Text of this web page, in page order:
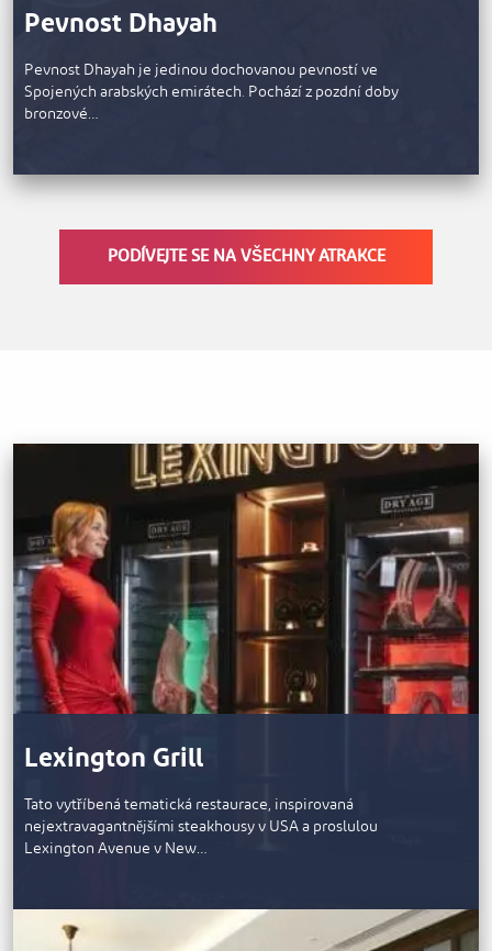
Pevnost Dhayah
Pevnost Dhayah je jedinou dochovanou pevností ve
Spojených arabských emirátech. Pochází z pozdní doby
bronzové…
PODÍVEJTE SE NA VŠECHNY ATRAKCE
Lexington Grill
Tato vytříbená tematická restaurace, inspirovaná
nejextravagantnějšími steakhousy v USA a proslulou
Lexington Avenue v New…